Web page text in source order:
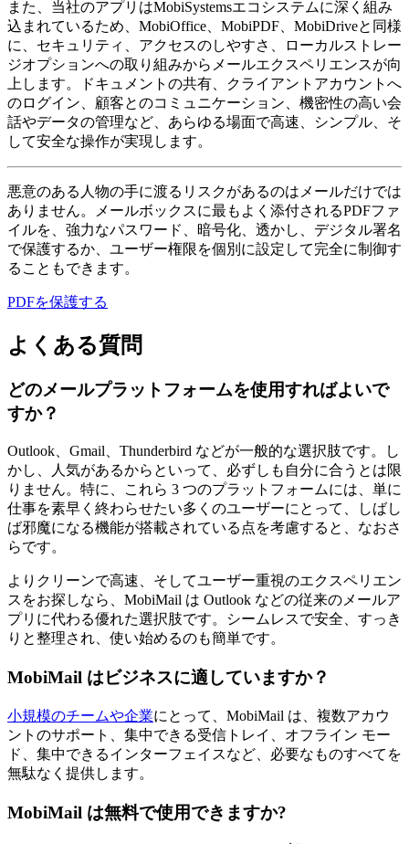
また、当社のアプリはMobiSystemsエコシステムに深く組み
込まれているため、MobiOffice、MobiPDF、MobiDriveと同様
に、セキュリティ、アクセスのしやすさ、ローカルストレー
ジオプションへの取り組みからメールエクスペリエンスが向
上します。ドキュメントの共有、クライアントアカウントへ
のログイン、顧客とのコミュニケーション、機密性の高い会
話やデータの管理など、あらゆる場面で高速、シンプル、そ
して安全な操作が実現します。
悪意のある人物の手に渡るリスクがあるのはメールだけでは
ありません。メールボックスに最もよく添付されるPDFファ
イルを、強力なパスワード、暗号化、透かし、デジタル署名
で保護するか、ユーザー権限を個別に設定して完全に制御す
ることもできます。
PDFを保護する
よくある質問
どのメールプラットフォームを使用すればよいで
すか？
Outlook、Gmail、Thunderbird などが一般的な選択肢です。し
かし、人気があるからといって、必ずしも自分に合うとは限
りません。特に、これら 3 つのプラットフォームには、単に
仕事を素早く終わらせたい多くのユーザーにとって、しばし
ば邪魔になる機能が搭載されている点を考慮すると、なおさ
らです。
よりクリーンで高速、そしてユーザー重視のエクスペリエン
スをお探しなら、MobiMail は Outlook などの従来のメールア
プリに代わる優れた選択肢です。シームレスで安全、すっき
りと整理され、使い始めるのも簡単です。
MobiMail はビジネスに適していますか？
小規模のチームや企業にとって、MobiMail は、複数アカウ
ントのサポート、集中できる受信トレイ、オフライン モー
ド、集中できるインターフェイスなど、必要なものすべてを
無駄なく提供します。
MobiMail は無料で使用できますか?